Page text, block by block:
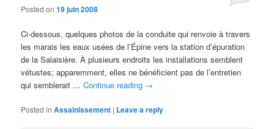
Posted on19 juin 2008
Ci-dessous, quelques photos de la conduite qui renvoie à travers
les marais les eaux usées de l’Épine vers la station d’épuration
de la Salaisière. À plusieurs endroits les installations semblent
vétustes; apparemment, elles ne bénéficient pas de l’entretien
qui semblerait …Continue reading →
Posted in Assainissement | Leave a reply